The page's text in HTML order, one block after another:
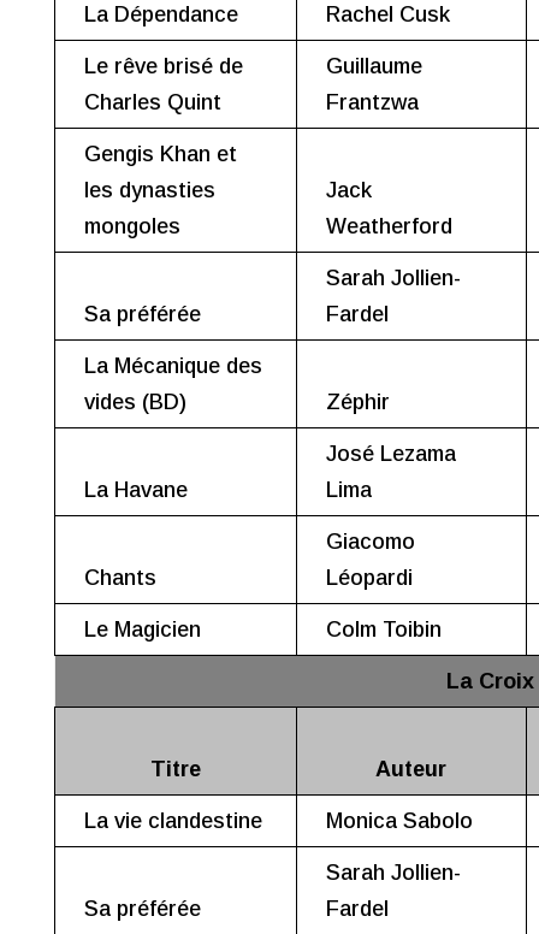
La Dépendance Rachel Cusk
Le rêve brisé de
Charles Quint
Guillaume
Frantzwa
Gengis Khan et
les dynasties
mongoles
Jack
Weatherford
Sa préférée
Sarah Jollien-
Fardel
La Mécanique des
vides (BD)
Zéphir
La Havane
José Lezama
Lima
Chants
Giacomo
Léopardi
Le Magicien Colm Toibin
La Croix
Titre Auteur
La vie clandestine Monica Sabolo
Sa préférée
Sarah Jollien-
Fardel